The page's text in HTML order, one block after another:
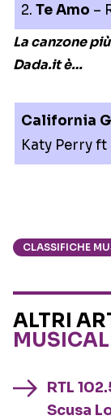
2. Te Amo –
La canzone
Dada.it è…
California
Katy Perry
CLASSIFICHE
ALTRI
RTL
Scusa